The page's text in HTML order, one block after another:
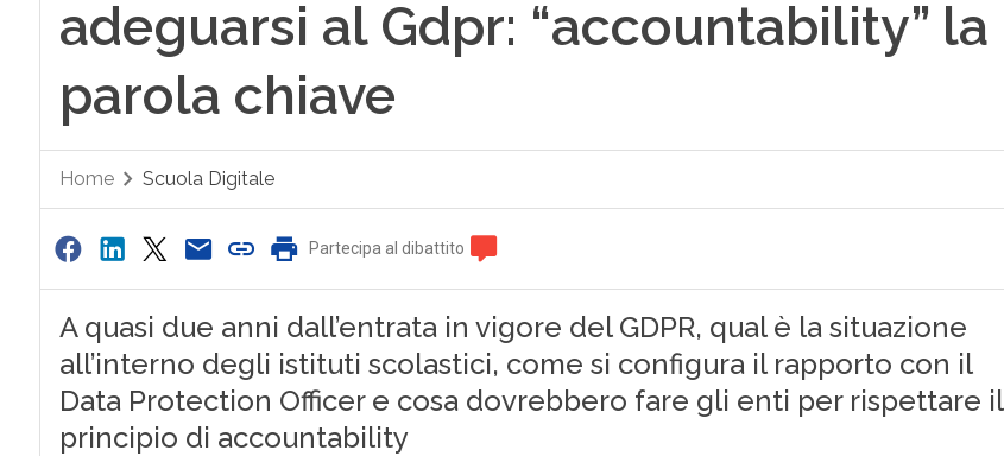
adeguarsi al Gdpr: “accountability” la
parola chiave
Home Scuola Digitale
Partecipa al dibattito
A quasi due anni dall’entrata in vigore del GDPR, qual è la situazione
all’interno degli istituti scolastici, come si configura il rapporto con il
Data Protection Officer e cosa dovrebbero fare gli enti per rispettare il
principio di accountability